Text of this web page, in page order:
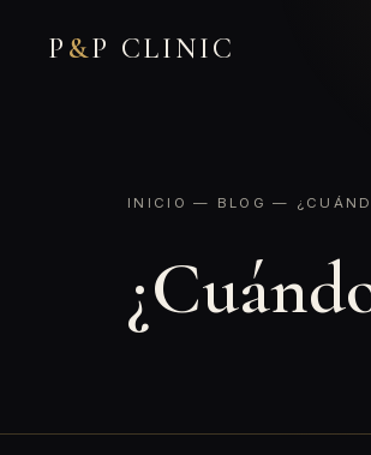
P &P CLINIC
INICIO — BLOG —